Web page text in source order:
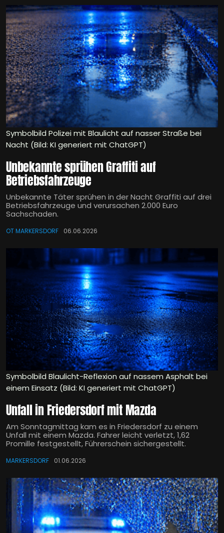
Symbolbild Polizei mit Blaulicht auf nasser Straße bei
Nacht (Bild: KI generiert mit ChatGPT)
Unbekannte sprühen Graffiti auf
Betriebsfahrzeuge
Unbekannte Täter sprühen in der Nacht Graffiti auf drei
Betriebsfahrzeuge und verursachen 2.000 Euro
Sachschaden.
OT MARKERSDORF 06.06.2026
Symbolbild Blaulicht-Reflexion auf nassem Asphalt bei
einem Einsatz (Bild: KI generiert mit ChatGPT)
Unfall in Friedersdorf mit Mazda
Am Sonntagmittag kam es in Friedersdorf zu einem
Unfall mit einem Mazda. Fahrer leicht verletzt, 1,62
Promille festgestellt, Führerschein sichergestellt.
MARKERSDORF 01.06.2026